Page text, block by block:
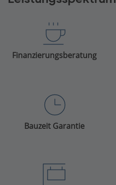
Finanzierungsberatung
Bauzeit Garantie